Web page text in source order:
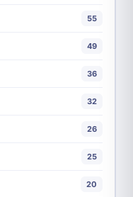
55
49
36
32
26
25
20